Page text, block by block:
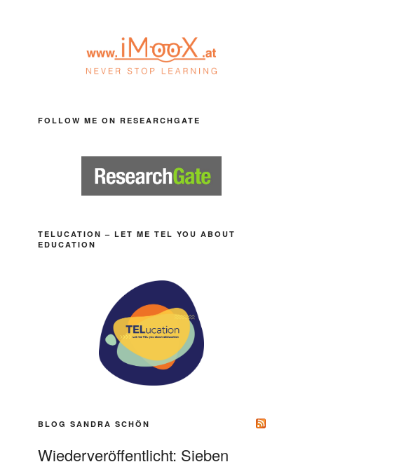
FOLLOW ME ON RESEARCHGATE
TELUCATION – LET ME TEL YOU ABOUT
EDUCATION
BLOG SANDRA SCHÖN
Wiederveröffentlicht: Sieben